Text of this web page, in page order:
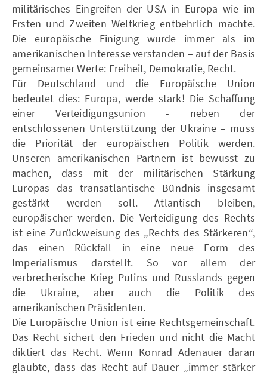
militärisches Eingreifen der USA in Europa wie im
Ersten und Zweiten Weltkrieg entbehrlich machte.
Die europäische Einigung wurde immer als im
amerikanischen Interesse verstanden – auf der Basis
gemeinsamer Werte: Freiheit, Demokratie, Recht.
Für Deutschland und die Europäische Union
bedeutet dies: Europa, werde stark! Die Schaffung
einer Verteidigungsunion - neben der
entschlossenen Unterstützung der Ukraine – muss
die Priorität der europäischen Politik werden.
Unseren amerikanischen Partnern ist bewusst zu
machen, dass mit der militärischen Stärkung
Europas das transatlantische Bündnis insgesamt
gestärkt werden soll. Atlantisch bleiben,
europäischer werden. Die Verteidigung des Rechts
ist eine Zurückweisung des „Rechts des Stärkeren“,
das einen Rückfall in eine neue Form des
Imperialismus darstellt. So vor allem der
verbrecherische Krieg Putins und Russlands gegen
die Ukraine, aber auch die Politik des
amerikanischen Präsidenten.
Die Europäische Union ist eine Rechtsgemeinschaft.
Das Recht sichert den Frieden und nicht die Macht
diktiert das Recht. Wenn Konrad Adenauer daran
glaubte, dass das Recht auf Dauer „immer stärker